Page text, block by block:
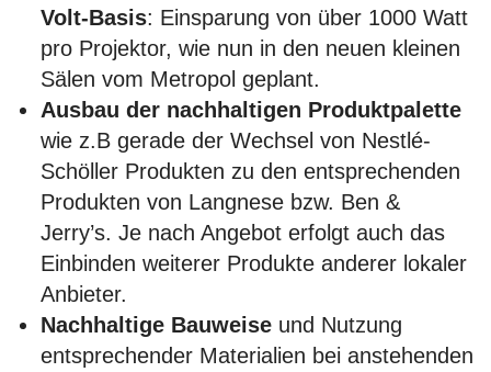
Volt-Basis: Einsparung von über 1000 Watt
pro Projektor, wie nun in den neuen kleinen
Sälen vom Metropol geplant.
Ausbau der nachhaltigen Produktpalette
wie z.B gerade der Wechsel von Nestlé-
Schöller Produkten zu den entsprechenden
Produkten von Langnese bzw. Ben &
Jerry’s. Je nach Angebot erfolgt auch das
Einbinden weiterer Produkte anderer lokaler
Anbieter.
Nachhaltige Bauweise und Nutzung
entsprechender Materialien bei anstehenden